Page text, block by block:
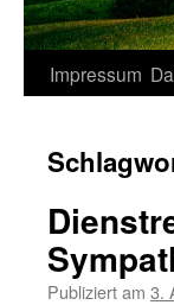
Zum
springen
Impressum
Publiziert am 3.